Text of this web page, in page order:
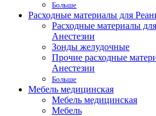
Больше
Расходные материалы для
Расходные материалы
Анестезии
Зонды желудочные
Прочие расходные
Анестезии
Больше
Мебель медицинская
Мебель медицинская
Мебель